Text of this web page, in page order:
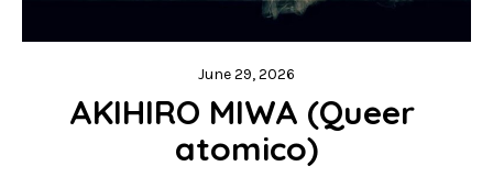
June 29, 2026
AKIHIRO MIWA (Queer
atomico)